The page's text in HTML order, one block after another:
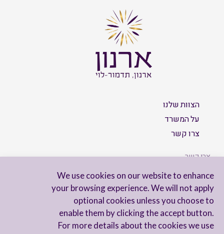
We use cookies on our website to enhance
your browsing experience. We will not apply
optional cookies unless you choose to
enable them by clicking the accept button.
For more details about the cookies we use
הצוות שלנו
על המשרד
צרו קשר
צרו קשר
הישארו מעודכנים